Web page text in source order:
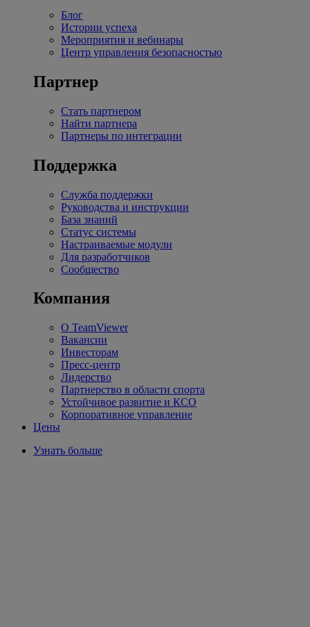
Блог
Истории успеха
Мероприятия и вебинары
Центр управления безопасностью
Партнер
Стать партнером
Найти партнера
Партнеры по интеграции
Поддержка
Служба поддержки
Руководства и инструкции
База знаний
Статус системы
Настраиваемые модули
Для разработчиков
Сообщество
Компания
О TeamViewer
Вакансии
Инвесторам
Пресс-центр
Лидерство
Партнерство в области спорта
Устойчивое развитие и КСО
Корпоративное управление
Цены
Узнать больше